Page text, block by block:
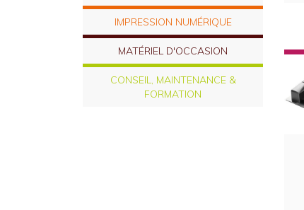
IMPRESSION NUMÉRIQUE
MATÉRIEL D'OCCASION
CONSEIL, MAINTENANCE &
FORMATION